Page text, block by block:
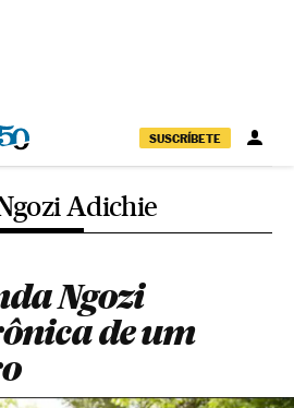
SUSCRÍBETE
Adichie
Ngozi
de um